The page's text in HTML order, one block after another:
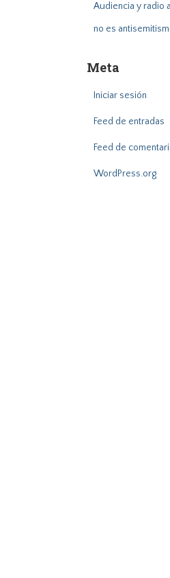
Audiencia y radio
no es
Meta
Iniciar sesión
Feed de entradas
Feed de
WordPress.org